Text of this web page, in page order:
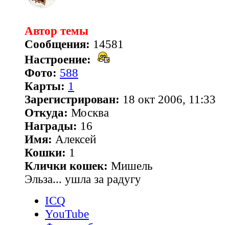
Автор темы
Сообщения: 14581
Настроение:
Фото: 588
Карты: 1
Зарегистрирован: 18 окт 2006, 11:33
Откуда: Москва
Награды: 16
Имя: Алексей
Кошки: 1
Клички кошек: Мишель
Эльза... ушла за радугу
ICQ
YouTube